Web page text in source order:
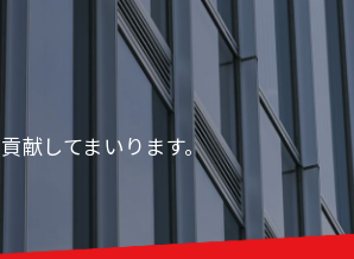
拠点一覧
KOITOの歩み（沿革）
グローバルネットワーク
製品ラインナップ
報告書
個人投資家の皆様へ
株主優待について
統合報告書
環境への取り組み
環境負荷低減
資源循環への取り組み
TCFD提言に沿った情報開示
社会への取り組み
人権の尊重
社会貢献活動
ステークホルダーエンゲージメ
情報セキュリティ
知財マネジメント
税務ガバナンス
献してまいります。